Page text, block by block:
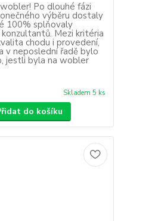
Po dlouhé fázi
výběru dostaly
100% splňovaly
Mezi kritéria
chodu i provedení,
v neposlední řadě bylo
jestli byla na wobler
Skladem 5 ks
do košíku